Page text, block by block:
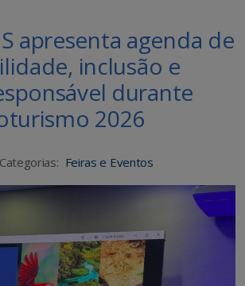
apresenta agenda de
inclusão e
durante
2026
Categorias: Feiras e Eventos